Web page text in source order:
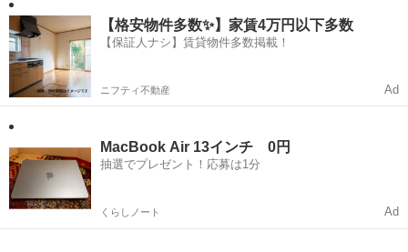
す♪ 水戸駅周辺で楽しく飲みましょ〜 年齢は気にしませんが、同世代
だと嬉しい！ 女性限定に...【格安物件多数✨】家賃4万円以下多数
【保証人ナシ】賃貸物件多数掲載！
ニフティ不動産 Ad
MacBook Air 13インチ 0円
抽選でプレゼント！応募は1分
くらしノート Ad